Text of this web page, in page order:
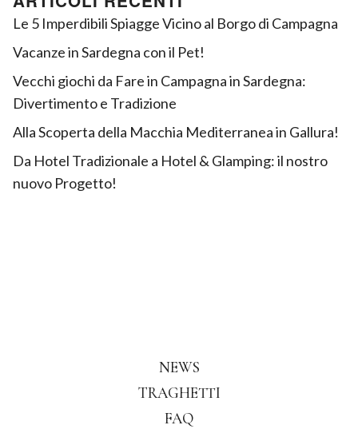
Le 5 Imperdibili Spiagge Vicino al Borgo di Campagna
Vacanze in Sardegna con il Pet!
Vecchi giochi da Fare in Campagna in Sardegna:
Divertimento e Tradizione
Alla Scoperta della Macchia Mediterranea in Gallura!
Da Hotel Tradizionale a Hotel & Glamping: il nostro
nuovo Progetto!
NEWS
TRAGHETTI
FAQ